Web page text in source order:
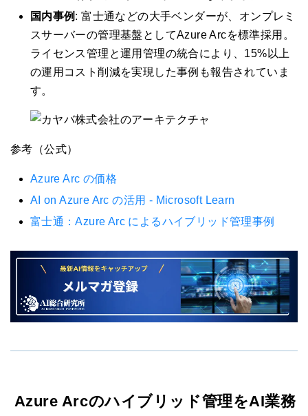
国内事例 : 富士通などの大手ベンダーが、オンプレミ
スサーバーの管理基盤としてAzure Arcを標準採用。
ライセンス管理と運用管理の統合により、15%以上
の運用コスト削減を実現した事例も報告されていま
す。
参考（公式）
Azure Arc の価格
AI on Azure Arc の活用 - Microsoft Learn
富士通：Azure Arc によるハイブリッド管理事例
Azure Arcのハイブリッド管理をAI業務